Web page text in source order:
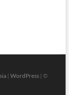
| WordPress| ©